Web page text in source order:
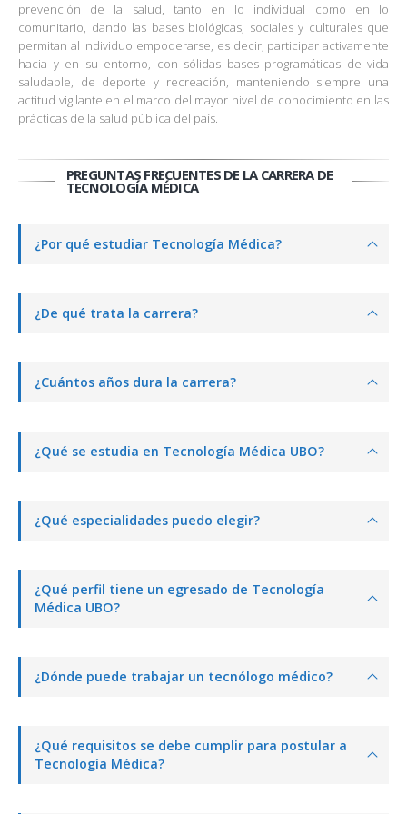
prevención de la salud, tanto en lo individual como en lo
comunitario, dando las bases biológicas, sociales y culturales que
permitan al individuo empoderarse, es decir, participar activamente
hacia y en su entorno, con sólidas bases programáticas de vida
saludable, de deporte y recreación, manteniendo siempre una
actitud vigilante en el marco del mayor nivel de conocimiento en las
prácticas de la salud pública del país.
PREGUNTAS FRECUENTES DE LA CARRERA DE
TECNOLOGÍA MÉDICA
¿Por qué estudiar Tecnología Médica?
¿De qué trata la carrera?
¿Cuántos años dura la carrera?
¿Qué se estudia en Tecnología Médica UBO?
¿Qué especialidades puedo elegir?
¿Qué perfil tiene un egresado de Tecnología
Médica UBO?
¿Dónde puede trabajar un tecnólogo médico?
¿Qué requisitos se debe cumplir para postular a
Tecnología Médica?